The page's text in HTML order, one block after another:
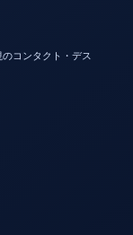
コンタクト・デス